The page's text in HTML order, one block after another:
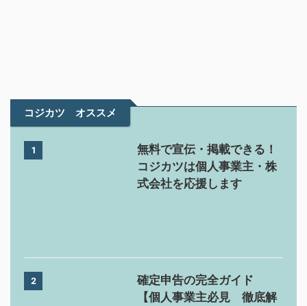
コジカツ オススメ
1
無料で宣伝・掲載できる！
コジカツは個人事業主・株
式会社を応援します
2
確定申告の完全ガイド
【個人事業主必見 徹底解